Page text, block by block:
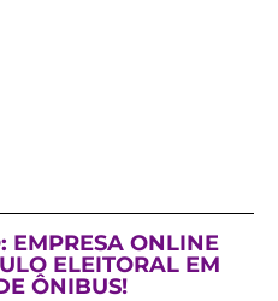
EMPRESA ONLINE
ELEITORAL EM
ÔNIBUS!